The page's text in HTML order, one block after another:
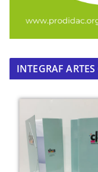
INTEGRAF